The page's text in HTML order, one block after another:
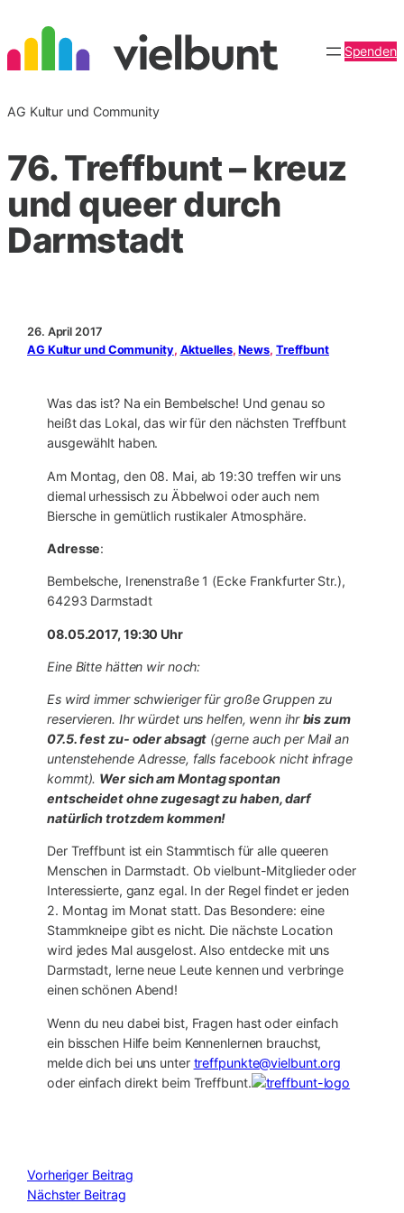
Inhalt
springen
Spenden
AG Kultur und Community
76. Treffbunt – kreuz
und queer durch
Darmstadt
26. April 2017
AG Kultur und Community, Aktuelles, News, Treffbunt
Was das ist? Na ein Bembelsche! Und genau so
heißt das Lokal, das wir für den nächsten Treffbunt
ausgewählt haben.
Am Montag, den 08. Mai, ab 19:30 treffen wir uns
diemal urhessisch zu Äbbelwoi oder auch nem
Biersche in gemütlich rustikaler Atmosphäre.
Adresse:
Bembelsche, Irenenstraße 1 (Ecke Frankfurter Str.),
64293 Darmstadt
08.05.2017, 19:30 Uhr
Eine Bitte hätten wir noch:
Es wird immer schwieriger für große Gruppen zu
reservieren. Ihr würdet uns helfen, wenn ihrbis zum
07.5. fest zu- oder absagt (gerne auch per Mail an
untenstehende Adresse, falls facebook nicht infrage
kommt). Wer sich am Montag spontan
entscheidet ohne zugesagt zu haben, darf
natürlich trotzdem kommen!
Der Treffbunt ist ein Stammtisch für alle queeren
Menschen in Darmstadt. Ob vielbunt-Mitglieder oder
Interessierte, ganz egal. In der Regel findet er jeden
2. Montag im Monat statt. Das Besondere: eine
Stammkneipe gibt es nicht. Die nächste Location
wird jedes Mal ausgelost. Also entdecke mit uns
Darmstadt, lerne neue Leute kennen und verbringe
einen schönen Abend!
Wenn du neu dabei bist, Fragen hast oder einfach
ein bisschen Hilfe beim Kennenlernen brauchst,
melde dich bei uns unter treffpunkte@vielbunt.org
oder einfach direkt beim Treffbunt.
Vorheriger Beitrag
Nächster Beitrag